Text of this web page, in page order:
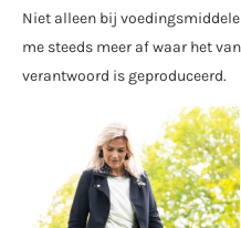
Niet alleen bij
me steeds meer af waar het
verantwoord is geproduceerd.